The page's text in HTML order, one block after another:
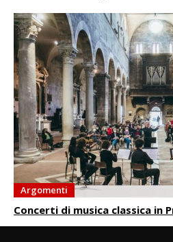
Argomenti
Concerti di musica classica in